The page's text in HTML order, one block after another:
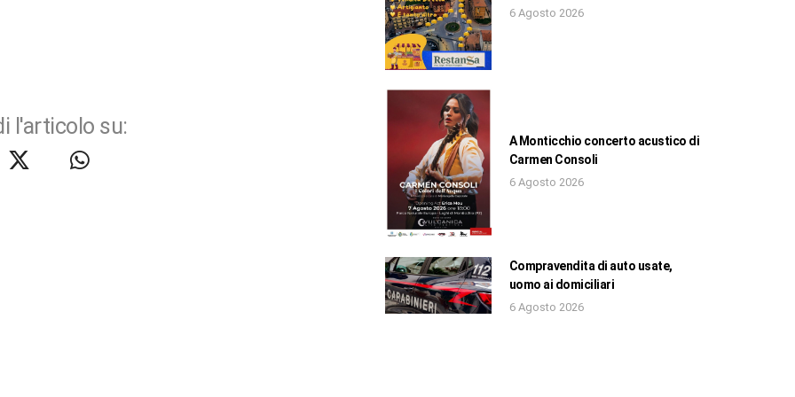
l'articolo su:
6 Agosto 2026
A Monticchio concerto acustico di
Carmen Consoli
6 Agosto 2026
Compravendita di auto usate,
uomo ai domiciliari
6 Agosto 2026